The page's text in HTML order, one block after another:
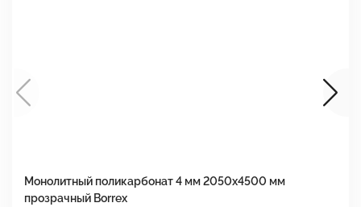
Монолитный поликарбонат 4 мм 2050х4500 мм
прозрачный Borrex